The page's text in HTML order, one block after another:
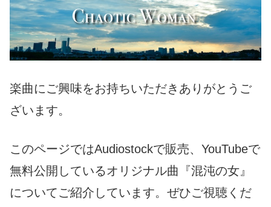
楽曲にご興味をお持ちいただきありがとうご
ざいます。
このページではAudiostockで販売、YouTubeで
無料公開しているオリジナル曲『混沌の女』
についてご紹介しています。ぜひご視聴くだ